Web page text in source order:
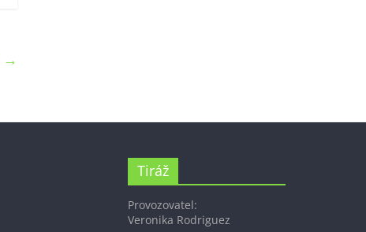
→
Tiráž
Provozovatel:
Veronika Rodriguez